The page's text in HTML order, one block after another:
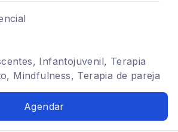
Infantojuvenil, Terapia
Mindfulness, Terapia de pareja
Agendar